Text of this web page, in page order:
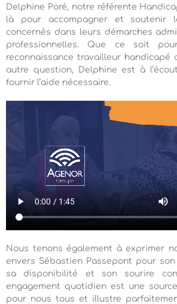
Delphine Poré, notre référente
là pour accompagner et soutenir
concernés dans leurs démarches
professionnelles. Que ce soit
reconnaissance travailleur handicapé
autre question, Delphine est à
fournir l’aide nécessaire.
Nous tenons également à exprimer
envers Sébastien Passepont pour son
sa disponibilité et son sourire
engagement quotidien est une
pour nous tous et illustre